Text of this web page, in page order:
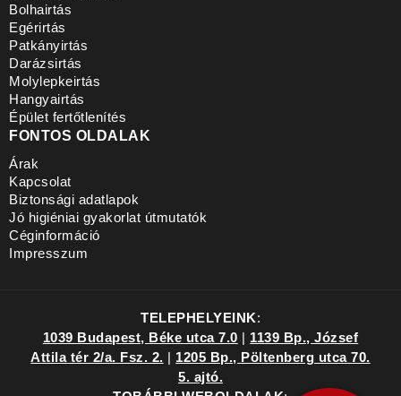
Bolhairtás
Egérirtás
Patkányirtás
Darázsirtás
Molylepkeirtás
Hangyairtás
Épület fertőtlenítés
FONTOS OLDALAK
Árak
Kapcsolat
Biztonsági adatlapok
Jó higiéniai gyakorlat útmutatók
Céginformáció
Impresszum
TELEPHELYEINK:
1039 Budapest, Béke utca 7.0 | 1139 Bp., József
Attila tér 2/a. Fsz. 2. | 1205 Bp., Pöltenberg utca 70.
5. ajtó.